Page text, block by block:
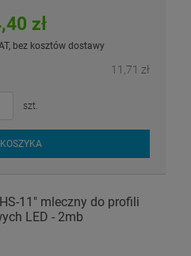
zł
bez kosztów dostawy
11,71 zł
szt.
11" mleczny do profili
LED - 2mb